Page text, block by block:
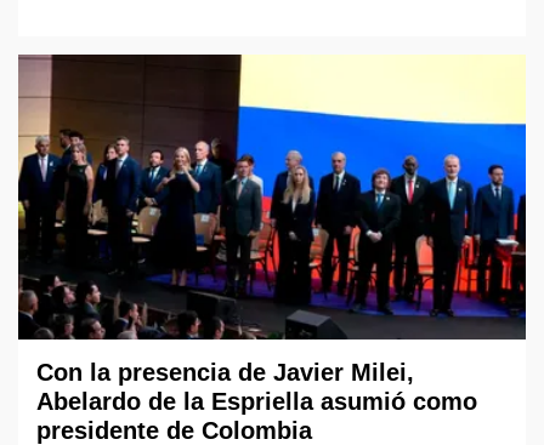
Con la presencia de Javier Milei,
Abelardo de la Espriella asumió como
presidente de Colombia